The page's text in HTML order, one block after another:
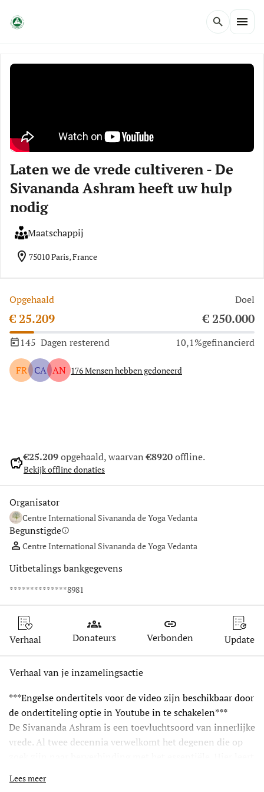
search menu
Laten we de vrede cultiveren - De
Sivananda Ashram heeft uw hulp
nodig
Maatschappij
location_on 75010 Paris, France
Opgehaald Doel
€ 25.209 € 250.000
145 Dagen resterend 10,1%gefinancierd
FR CA AN 176Mensen hebben gedoneerd
savings€25.209opgehaald, waarvan€8920offline.
Bekijk offline donaties
Organisator
Centre International Sivananda de Yoga Vedanta
Begunstigdeinfo
Centre International Sivananda de Yoga Vedanta
Uitbetalings bankgegevens
**************8981
Verhaal
groups
Donateurs
link
Verbonden Update
Verhaal van je inzamelingsactie
***Engelse ondertitels voor de video zijn beschikbaar door
de ondertiteling optie in Youtube in te schakelen***
De Sivananda Ashram is een toevluchtsoord van innerlijke
vrede. Al twee decennia verwelkomt het degenen die op
zichzelf kennen, liefhebben, geven. We nodigen u uit om
Lees meer